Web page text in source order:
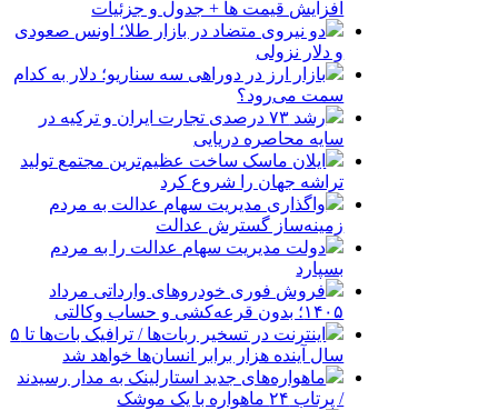
افزایش قیمت ها + جدول و جزئیات
دو نیروی متضاد در بازار طلا؛ اونس صعودی
و دلار نزولی
بازار ارز در دوراهی سه سناریو؛ دلار به کدام
سمت می‌رود؟
رشد ۷۳ درصدی تجارت ایران و ترکیه در
سایه محاصره دریایی
ایلان ماسک ساخت عظیم‌ترین مجتمع تولید
تراشه جهان را شروع کرد
واگذاری مدیریت سهام عدالت به مردم
زمینه‌ساز گسترش عدالت
دولت مدیریت سهام عدالت را به مردم
بسپارد
فروش فوری خودروهای وارداتی مرداد
۱۴۰۵؛ بدون قرعه‌کشی و حساب وکالتی
اینترنت در تسخیر ربات‌ها / ترافیک بات‌ها تا ۵
سال آینده هزار برابر انسان‌ها خواهد شد
ماهواره‌های جدید استارلینک به مدار رسیدند
/ پرتاب ۲۴ ماهواره با یک موشک